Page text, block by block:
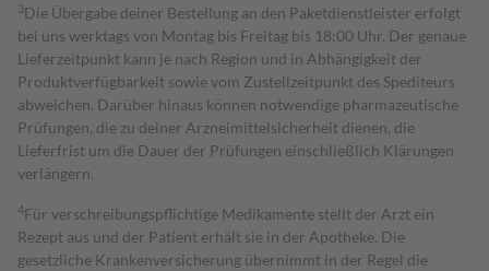
3Die Übergabe deiner Bestellung an den Paketdienstleister erfolgt
bei uns werktags von Montag bis Freitag bis 18:00 Uhr. Der genaue
Lieferzeitpunkt kann je nach Region und in Abhängigkeit der
Produktverfügbarkeit sowie vom Zustellzeitpunkt des Spediteurs
abweichen. Darüber hinaus können notwendige pharmazeutische
Prüfungen, die zu deiner Arzneimittelsicherheit dienen, die
Lieferfrist um die Dauer der Prüfungen einschließlich Klärungen
verlängern.
4Für verschreibungspflichtige Medikamente stellt der Arzt ein
Rezept aus und der Patient erhält sie in der Apotheke. Die
gesetzliche Krankenversicherung übernimmt in der Regel die